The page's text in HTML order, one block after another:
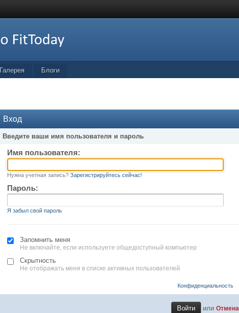
Галерея Блоги
Вход
Введите ваши имя пользователя и пароль
Имя пользователя:
Нужна учетная запись? Зарегистрируйтесь сейчас!
Пароль:
Я забыл свой пароль
Запомнить меня
Не включайте, если используете общедоступный компьютер
Скрытность
Не отображать меня в списке активных пользователей
Конфиденциальность
илиОтмена